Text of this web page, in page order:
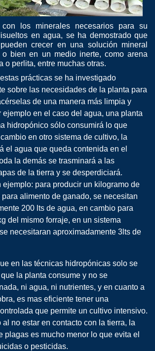
con los minerales necesarios para su
en agua, se ha demostrado que
crecer en una solución mineral
o bien en un medio inerte, como arena
o perlita, entre muchas otras.
prácticas se ha investigado
sobre las necesidades de la planta para
de una manera más limpia y
ejemplo en el caso del agua, una planta
hidropónico sólo consumirá lo que
en otro sistema de cultivo, la
el agua que queda contenida en el
la demás se trasminará a las
de la tierra y se desperdiciará.
ejemplo: para producir un kilogramo de
alimento de ganado, se necesitan
200 lts de agua, en cambio para
del mismo forraje, en un sistema
necesitaran aproximadamente 3lts de
en las técnicas hidropónicas solo se
la planta consume y no se
ni agua, ni nutrientes, y en cuanto a
es mas eficiente tener una
que permite un cultivo intensivo.
al no estar en contacto con la tierra, la
plagas es mucho menor lo que evita el
o pesticidas.